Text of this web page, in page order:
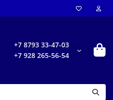
+7 8793 33-47-03
+7 928 265-56-54